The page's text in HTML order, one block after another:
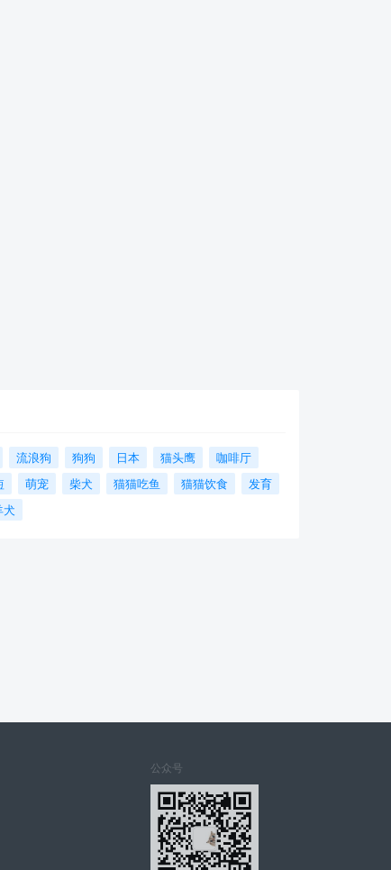
流浪狗 狗狗 日本 猫头鹰
咖啡厅
萌宠 柴犬 猫猫吃鱼 猫猫饮食
发育
犬
公众号